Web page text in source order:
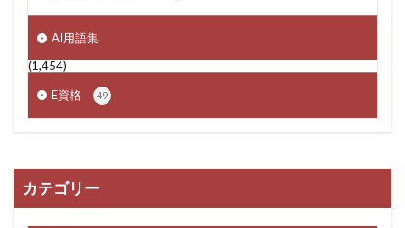
AI用語集
(1,454)
E資格
49
カテゴリー